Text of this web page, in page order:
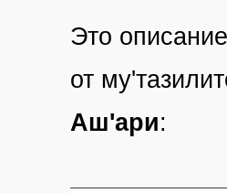
Это
от
Аш'ари: